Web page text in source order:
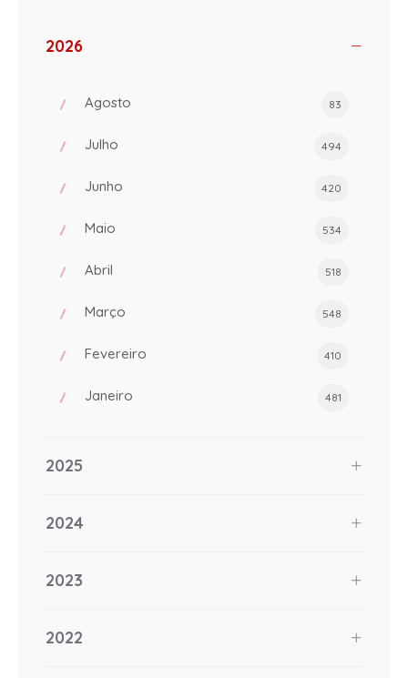
2026
Agosto 83
Julho 494
Junho 420
Maio 534
Abril 518
Março 548
Fevereiro 410
Janeiro 481
2025
2024
2023
2022